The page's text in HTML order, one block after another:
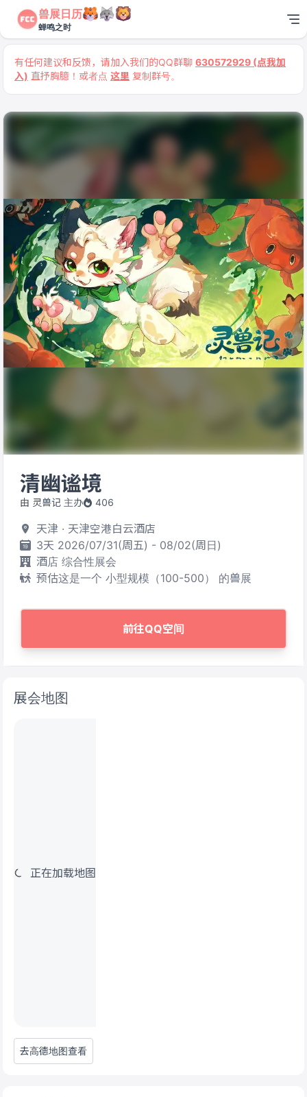
兽展日历
蝉鸣之时
有任何建议和反馈，请加入我们的QQ群聊 630572929 (点我加
入) 直抒胸臆！或者点 这里 复制群号。
清幽谧境
由 灵兽记 主办 406
天津 · 天津空港白云酒店
3天 2026/07/31(周五) - 08/02(周日)
酒店 综合性展会
预估这是一个 小型规模（100-500） 的兽展
前往QQ空间
展会地图
正在加载地图
去高德地图查看